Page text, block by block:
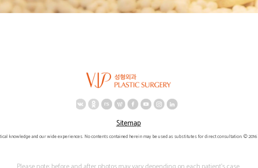
Sitemap
knowledge and our wide experiences. No contents contained herein may be used as substitutes for direct consultation. ©